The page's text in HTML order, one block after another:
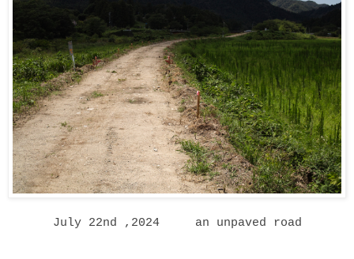
July 22nd ,2024 an unpaved road